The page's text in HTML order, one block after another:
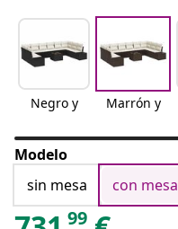
Negro y Marrón y
Modelo
sin mesa
con mesa
99